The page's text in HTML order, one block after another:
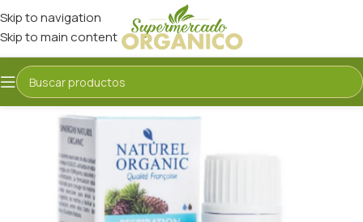
Skip to navigation
Skip to main content